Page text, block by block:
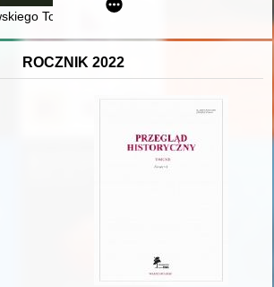
Towarzystwa Naukowego : 120 lat
ROCZNIK 2022